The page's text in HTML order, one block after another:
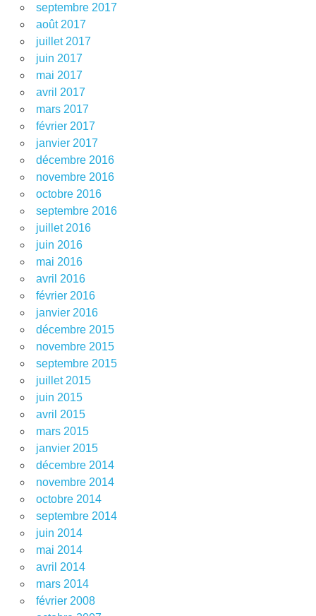
septembre 2017
août 2017
juillet 2017
juin 2017
mai 2017
avril 2017
mars 2017
février 2017
janvier 2017
décembre 2016
novembre 2016
octobre 2016
septembre 2016
juillet 2016
juin 2016
mai 2016
avril 2016
février 2016
janvier 2016
décembre 2015
novembre 2015
septembre 2015
juillet 2015
juin 2015
avril 2015
mars 2015
janvier 2015
décembre 2014
novembre 2014
octobre 2014
septembre 2014
juin 2014
mai 2014
avril 2014
mars 2014
février 2008